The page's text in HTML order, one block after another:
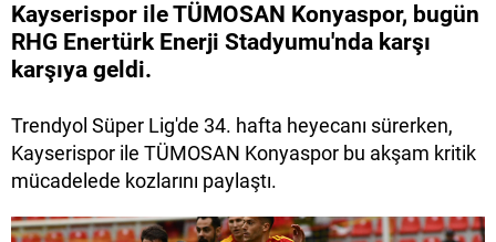
Kayserispor ile TÜMOSAN Konyaspor, bugün
RHG Enertürk Enerji Stadyumu'nda karşı
karşıya geldi.
Trendyol Süper Lig'de 34. hafta heyecanı sürerken,
Kayserispor ile TÜMOSAN Konyaspor bu akşam kritik
mücadelede kozlarını paylaştı.